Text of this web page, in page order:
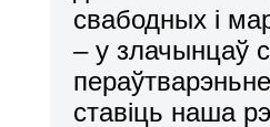
свабодных і
– у злачынцаў
ставіць наша